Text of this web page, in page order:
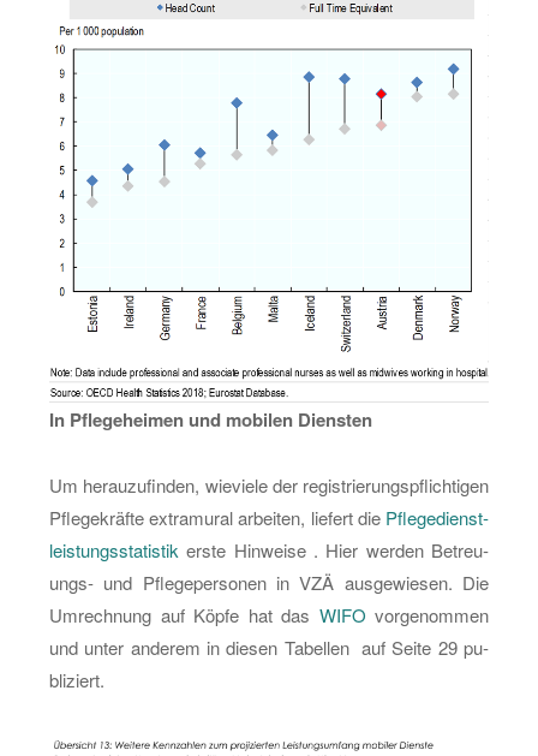
In Pfle­ge­hei­men und mo­bi­len Diens­ten
Um herau­zu­fin­den, wie­vie­le der re­gis­trie­rungs­pflich­ti­gen
Pfle­ge­kräf­te ex­tra­mu­ral ar­bei­ten, lie­fert die Pfle­ge­dienst­
leis­tungs­sta­tis­tikerste Hin­wei­se . Hier wer­den Be­treu­
ungs- und Pfle­ge­per­so­nen in VZÄ aus­ge­wie­sen. Die
Um­rech­nung auf Köpfe hat das WIFO vor­ge­nom­men
und unter an­de­rem in die­sen Ta­bel­len auf Seite 29 pu­
bli­ziert.